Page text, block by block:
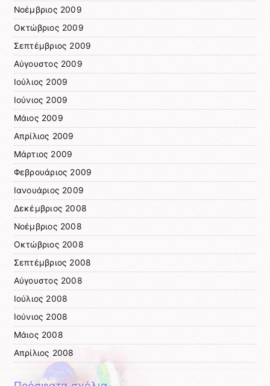
Νοέμβριος 2009
Οκτώβριος 2009
Σεπτέμβριος 2009
Αύγουστος 2009
Ιούλιος 2009
Ιούνιος 2009
Μάιος 2009
Απρίλιος 2009
Μάρτιος 2009
Φεβρουάριος 2009
Ιανουάριος 2009
Δεκέμβριος 2008
Νοέμβριος 2008
Οκτώβριος 2008
Σεπτέμβριος 2008
Αύγουστος 2008
Ιούλιος 2008
Ιούνιος 2008
Μάιος 2008
Απρίλιος 2008